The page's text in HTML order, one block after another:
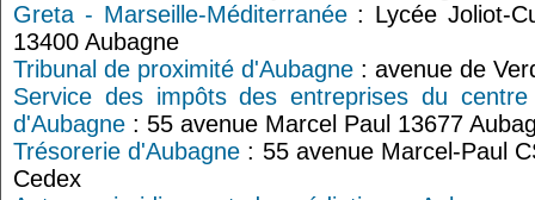
Greta - Marseille-Méditerranée: Lycée Joliot-
13400 Aubagne
Tribunal de proximité d'Aubagne : avenue de
Service des impôts des entreprises du
d'Aubagne : 55 avenue Marcel Paul 13677
Trésorerie d'Aubagne : 55 avenue Marcel-Paul
Cedex